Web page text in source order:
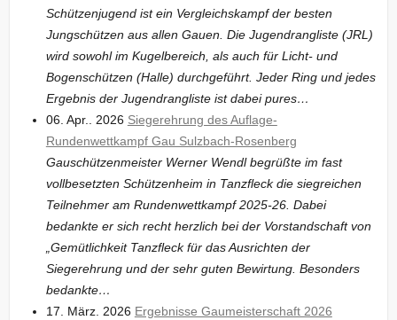
Schützenjugend ist ein Vergleichskampf der besten
Jungschützen aus allen Gauen. Die Jugendrangliste (JRL)
wird sowohl im Kugelbereich, als auch für Licht- und
Bogenschützen (Halle) durchgeführt. Jeder Ring und jedes
Ergebnis der Jugendrangliste ist dabei pures…
06. Apr.. 2026 Siegerehrung des Auflage-
Rundenwettkampf Gau Sulzbach-Rosenberg
Gauschützenmeister Werner Wendl begrüßte im fast
vollbesetzten Schützenheim in Tanzfleck die siegreichen
Teilnehmer am Rundenwettkampf 2025-26. Dabei
bedankte er sich recht herzlich bei der Vorstandschaft von
„Gemütlichkeit Tanzfleck für das Ausrichten der
Siegerehrung und der sehr guten Bewirtung. Besonders
bedankte…
17. März. 2026 Ergebnisse Gaumeisterschaft 2026